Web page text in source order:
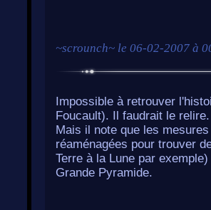
~scrounch~ le 06-02-2007 à
Impossible à retrouver
Foucault). Il faudrait le relire.
Mais il note que les
réaménagées pour trouver
Terre à la Lune par
Grande Pyramide.